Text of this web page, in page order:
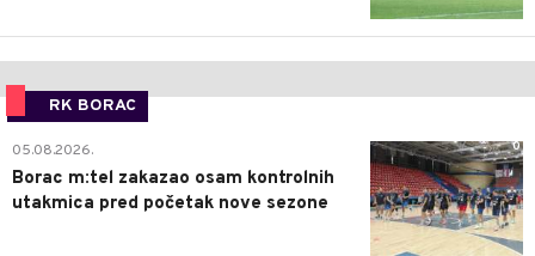
RK BORAC
0
05.08.2026.
Borac m:tel zakazao osam kontrolnih
utakmica pred početak nove sezone